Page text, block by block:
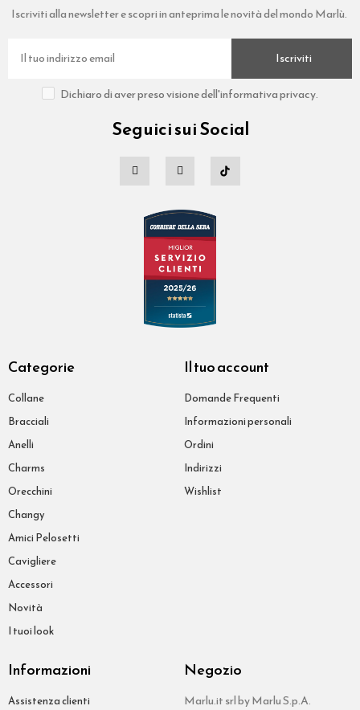
Iscriviti alla newsletter e scopri in anteprima le novità del mondo Marlù.
Iscriviti
Dichiaro di aver preso visione dell'informativa privacy.
Seguici sui Social
Categorie
Collane
Bracciali
Anelli
Charms
Orecchini
Changy
Amici Pelosetti
Cavigliere
Accessori
Novità
I tuoi look
Il tuo account
Domande Frequenti
Informazioni personali
Ordini
Indirizzi
Wishlist
Informazioni
Assistenza clienti
Negozio
Marlu.it srl by Marlu S.p.A.